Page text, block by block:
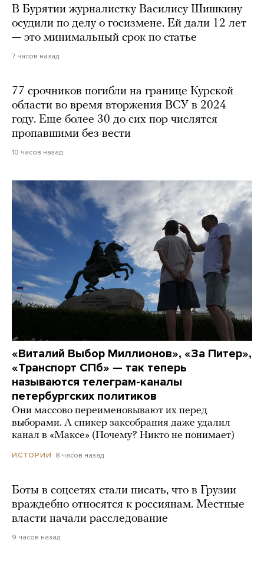
В Бурятии журналистку Василису Шишкину
осудили по делу о госизмене. Ей дали 12 лет
— это минимальный срок по статье
7 часов назад
77 срочников погибли на границе Курской
области во время вторжения ВСУ в 2024
году. Еще более 30 до сих пор числятся
пропавшими без вести
10 часов назад
«Виталий Выбор Миллионов», «За Питер»,
«Транспорт СПб» — так теперь
называются телеграм-каналы
петербургских политиков
Они массово переименовывают их перед
выборами. А спикер заксобрания даже удалил
канал в «Максе» (Почему? Никто не понимает)
ИСТОРИИ 8 часов назад
Боты в соцсетях стали писать, что в Грузии
враждебно относятся к россиянам. Местные
власти начали расследование
9 часов назад